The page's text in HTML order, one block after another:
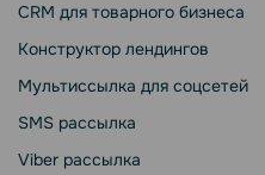
CRM для товарного бизнеса
Конструктор лендингов
Мультиссылка для соцсетей
SMS рассылка
Viber рассылка